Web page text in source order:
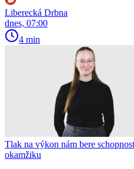
Liberecká Drbna
dnes, 07:00
4 min
Tlak na výkon nám bere
okamžiku